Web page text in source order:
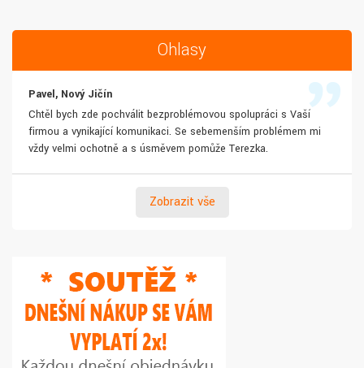
Ohlasy
Pavel, Nový Jičín
Chtěl bych zde pochválit bezproblémovou spolupráci s Vaší
firmou a vynikající komunikaci. Se sebemenším problémem mi
vždy velmi ochotně a s úsměvem pomůže Terezka.
Zobrazit vše